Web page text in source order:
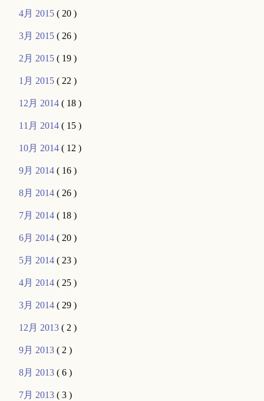
4月 2015( 20 )
3月 2015( 26 )
2月 2015( 19 )
1月 2015( 22 )
12月 2014( 18 )
11月 2014( 15 )
10月 2014( 12 )
9月 2014( 16 )
8月 2014( 26 )
7月 2014( 18 )
6月 2014( 20 )
5月 2014( 23 )
4月 2014( 25 )
3月 2014( 29 )
12月 2013( 2 )
9月 2013( 2 )
8月 2013( 6 )
7月 2013( 3 )